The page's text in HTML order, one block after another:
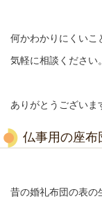
何かわかりにくいこ
気軽に相談ください。
ありがとうございま
仏事用の座布
昔の婚礼布団の表の